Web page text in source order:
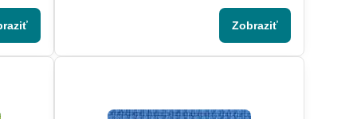
Zobraziť